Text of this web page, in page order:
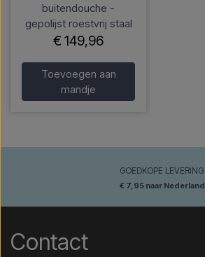
buitendouche -
gepolijst roestvrij staal
€ 149,96
Toevoegen aan
mandje
GOEDKOPE LEVERING
€ 7,95 naar Nederland
Contact